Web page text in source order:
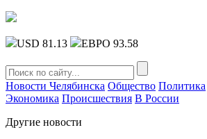
USD 81.13 ЕВРО 93.58
Новости Челябинска Общество Политика
Экономика Происшествия В России
Другие новости